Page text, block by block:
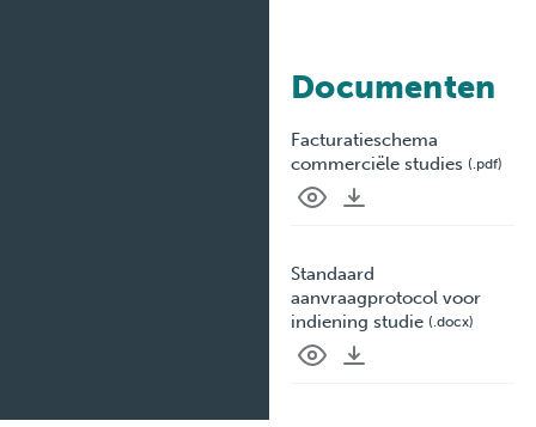
Documenten
Facturatieschema
commerciële studies (.pdf)
Standaard
aanvraagprotocol voor
indiening studie (.docx)